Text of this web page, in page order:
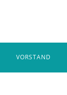
VORSTAND